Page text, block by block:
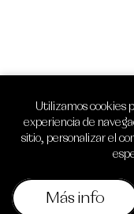
Utilizamos cookies
experiencia de
sitio, personalizar el
Más info
Copyright ©
Todos